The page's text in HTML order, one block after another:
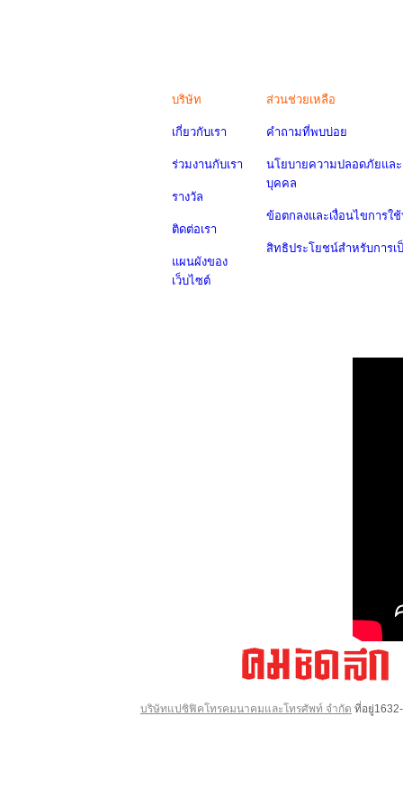
บริษัท
เกี่ยวกับเรา
ร่วมงานกับเรา
รางวัล
ติดต่อเรา
แผนผังของ
เว็บไซต์
ส่วนช่วยเหลือ
คำถามที่พบบ่อย
นโยบายความปลอดภัยแล
บุคคล
ข้อตกลงและเงื่อนไขการใ
สิทธิประโยชน์สำหรับการเ
บริษัทแปซิฟิคโทรคมนาคมและโทรศัพท์ จำกัด ที่อยู่